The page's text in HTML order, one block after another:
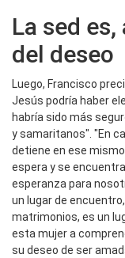
La sed
del deseo
Luego, Francisco
Jesús podría haber
habría sido más
y samaritanos". "En
detiene en ese
espera y se
esperanza para
un lugar de
matrimonios, es un
esta mujer a
su deseo de ser